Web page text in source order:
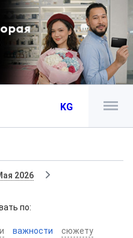
KG
2026
по:
важности сюжету